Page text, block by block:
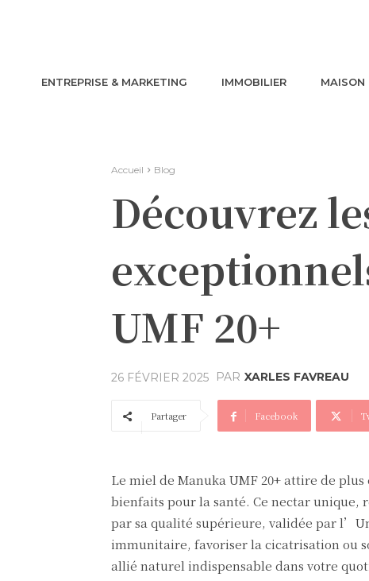
ENTREPRISE & MARKETING IMMOBILIER MAISON
Accueil Blog
Découvrez
UMF 20+
26 FÉVRIER 2025 PAR XARLES FAVREAU
Partager Facebook
Le miel de Manuka UMF 20+ attire de
bienfaits pour la santé. Ce nectar unique,
par sa qualité supérieure, validée par
immunitaire, favoriser la cicatrisation ou
allié naturel indispensable dans votre